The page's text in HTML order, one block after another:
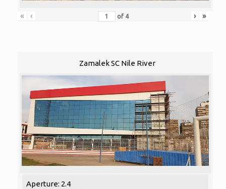
« ‹ of 4 › »
Zamalek SC Nile River
Aperture: 2.4